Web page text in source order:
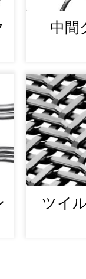
中間
ツイ